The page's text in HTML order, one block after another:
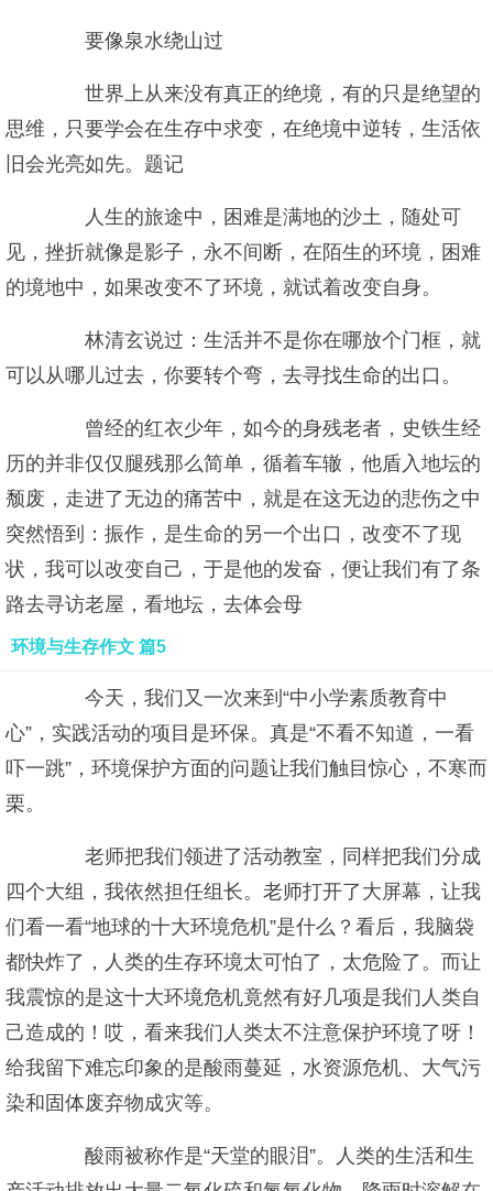
要像泉水绕山过
世界上从来没有真正的绝境，有的只是绝望的
思维，只要学会在生存中求变，在绝境中逆转，生活依
旧会光亮如先。题记
人生的旅途中，困难是满地的沙土，随处可
见，挫折就像是影子，永不间断，在陌生的环境，困难
的境地中，如果改变不了环境，就试着改变自身。
林清玄说过：生活并不是你在哪放个门框，就
可以从哪儿过去，你要转个弯，去寻找生命的出口。
曾经的红衣少年，如今的身残老者，史铁生经
历的并非仅仅腿残那么简单，循着车辙，他盾入地坛的
颓废，走进了无边的痛苦中，就是在这无边的悲伤之中
突然悟到：振作，是生命的另一个出口，改变不了现
状，我可以改变自己，于是他的发奋，便让我们有了条
路去寻访老屋，看地坛，去体会母
环境与生存作文 篇5
今天，我们又一次来到“中小学素质教育中
心”，实践活动的项目是环保。真是“不看不知道，一看
吓一跳”，环境保护方面的问题让我们触目惊心，不寒而
栗。
老师把我们领进了活动教室，同样把我们分成
四个大组，我依然担任组长。老师打开了大屏幕，让我
们看一看“地球的十大环境危机”是什么？看后，我脑袋
都快炸了，人类的生存环境太可怕了，太危险了。而让
我震惊的是这十大环境危机竟然有好几项是我们人类自
己造成的！哎，看来我们人类太不注意保护环境了呀！
给我留下难忘印象的是酸雨蔓延，水资源危机、大气污
染和固体废弃物成灾等。
酸雨被称作是“天堂的眼泪”。人类的生活和生